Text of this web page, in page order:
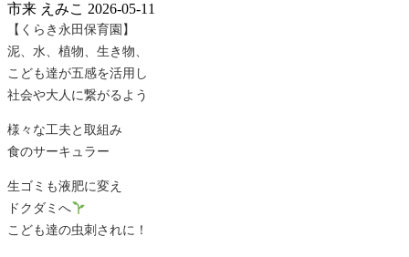
市来 えみこ 2026-05-11
【くらき永田保育園】
泥、水、植物、生き物、
こども達が五感を活用し
社会や大人に繋がるよう
様々な工夫と取組み
食のサーキュラー
生ゴミも液肥に変え
ドクダミへ
こども達の虫刺されに！